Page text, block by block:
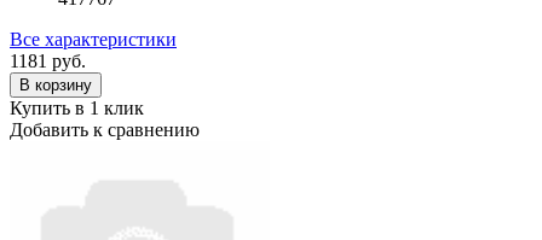
Все характеристики
1181 руб.
В корзину
Купить в 1 клик
Добавить к сравнению